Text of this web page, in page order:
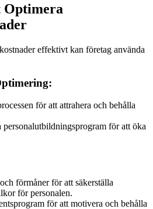
Optimera
effektivt kan företag använda
för att attrahera och behålla
personalutbildningsprogram för att öka
förmåner för att säkerställa
för personalen.
för att motivera och behålla